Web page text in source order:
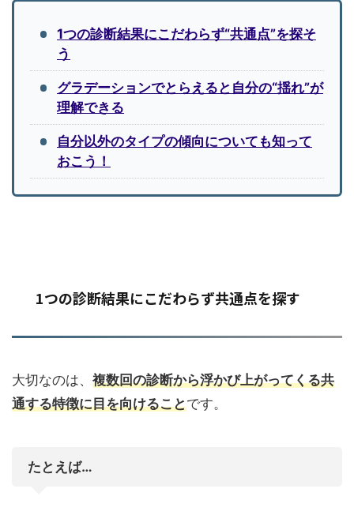
1つの診断結果にこだわらず“共通点”を探そ
う
グラデーションでとらえると自分の“揺れ”が
理解できる
自分以外のタイプの傾向についても知って
おこう！
1つの診断結果にこだわらず共通点を探す
大切なのは、 複数回の診断から浮かび上がってくる共
通する特徴に目を向けることです。
たとえば…